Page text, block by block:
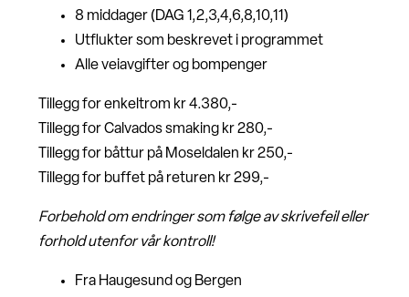
8 middager (DAG 1,2,3,4,6,8,10,11)
Utflukter som beskrevet i programmet
Alle veiavgifter og bompenger
Tillegg for enkeltrom kr 4.380,-
Tillegg for Calvados smaking kr 280,-
Tillegg for båttur på Moseldalen kr 250,-
Tillegg for buffet på returen kr 299,-
Forbehold om endringer som følge av skrivefeil eller
forhold utenfor vår kontroll!
Fra Haugesund og Bergen